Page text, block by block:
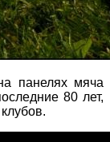
панелях мяча
80 лет,